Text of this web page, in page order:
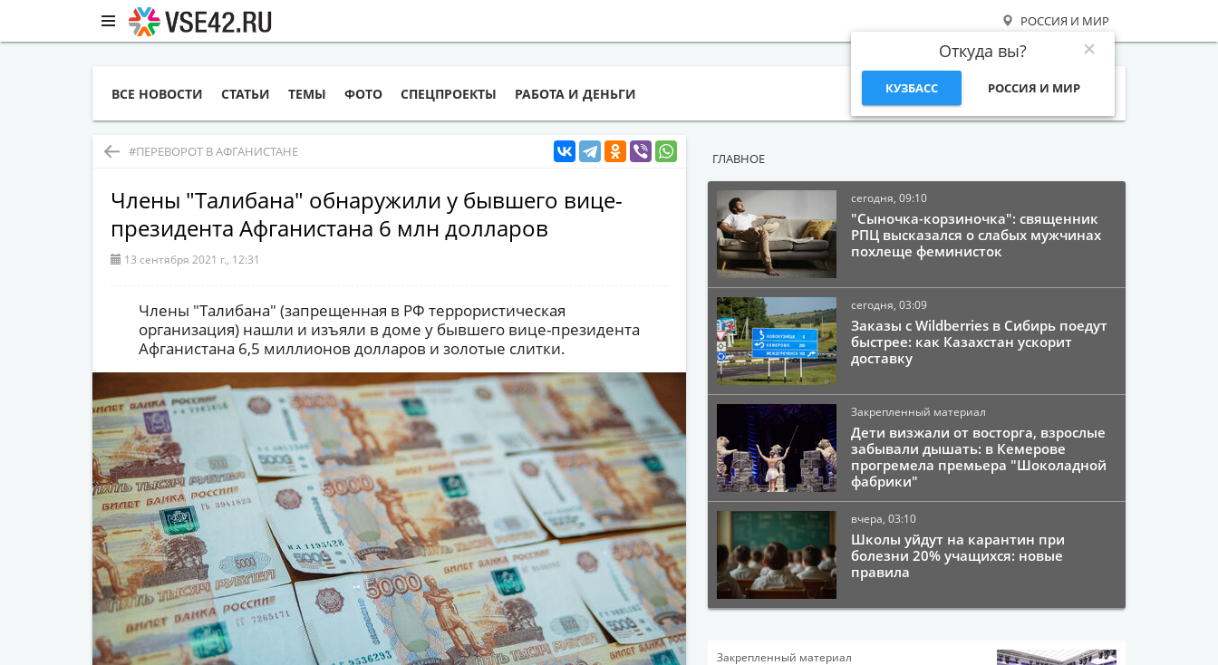
РОССИЯ И МИР
Откуда вы?
КУЗБАСС РОССИЯ И МИР
ВСЕ НОВОСТИ СТАТЬИ ТЕМЫ ФОТО СПЕЦПРОЕКТЫ РАБОТА И ДЕНЬГИ Поиск
#ПЕРЕВОРОТ В АФГАНИСТАНЕ
Члены "Талибана" обнаружили у бывшего вице-
президента Афганистана 6 млн долларов
13 сентября 2021 г., 12:31
Члены "Талибана" (запрещенная в РФ террористическая
организация) нашли и изъяли в доме у бывшего вице-президента
Афганистана 6,5 миллионов долларов и золотые слитки.
ГЛАВНОЕ
сегодня, 09:10
"Сыночка-корзиночка": священник
РПЦ высказался о слабых мужчинах
похлеще феминисток
сегодня, 03:09
Заказы с Wildberries в Сибирь поедут
быстрее: как Казахстан ускорит
доставку
Закрепленный материал
Дети визжали от восторга, взрослые
забывали дышать: в Кемерове
прогремела премьера "Шоколадной
фабрики"
вчера, 03:10
Школы уйдут на карантин при
болезни 20% учащихся: новые
правила
Закрепленный материал